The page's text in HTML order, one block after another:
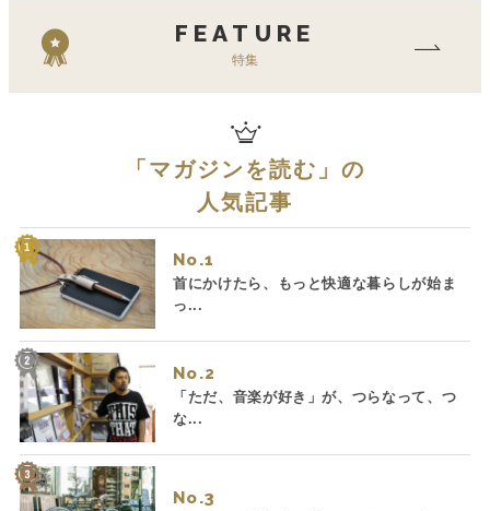
FEATURE
特集
「 マガジンを読む 」の
人気記事
No.
首にかけたら、もっと快適な暮らしが始ま
っ...
No.
「ただ、音楽が好き」が、つらなって、つ
な...
No.